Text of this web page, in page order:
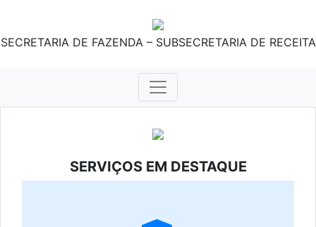
SECRETARIA DE FAZENDA – SUBSECRETARIA DE RECEITA
SERVIÇOS EM DESTAQUE